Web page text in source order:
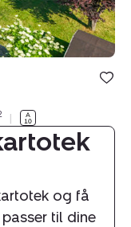
|
og få
til dine